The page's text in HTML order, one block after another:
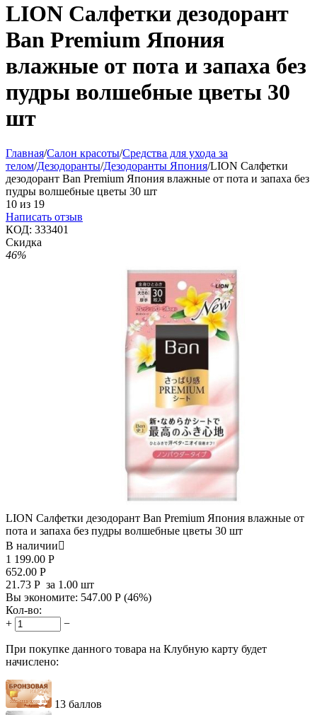
LION Салфетки дезодорант
Ban Premium Япония
влажные от пота и запаха без
пудры волшебные цветы 30
шт
Главная/Салон красоты/Средства для ухода за
телом/Дезодоранты/Дезодоранты Япония/LION Салфетки
дезодорант Ban Premium Япония влажные от пота и запаха без
пудры волшебные цветы 30 шт
10 из 19
Написать отзыв
КОД: 333401
Скидка
46%
LION Салфетки дезодорант Ban Premium Япония влажные от
пота и запаха без пудры волшебные цветы 30 шт
В наличии
1 199.00 Р
652.00 Р
21.73 Р за 1.00 шт
Вы экономите: 547.00 Р (46%)
Кол-во:
+
−
При покупке данного товара на Клубную карту будет
начислено:
13 баллов